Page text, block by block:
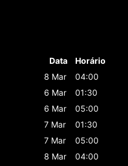
Data
Horário
8 Mar
04:00
6 Mar
01:30
6 Mar
05:00
7 Mar
01:30
7 Mar
05:00
8 Mar
04:00